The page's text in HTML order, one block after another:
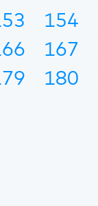
154
167
180